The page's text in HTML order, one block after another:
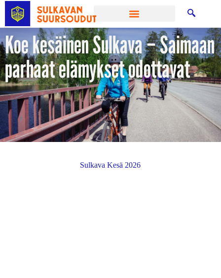
Koe kesäinen Sulkava – Saimaan
parhaat elämykset odottavat
Sulkava Kesä 2026